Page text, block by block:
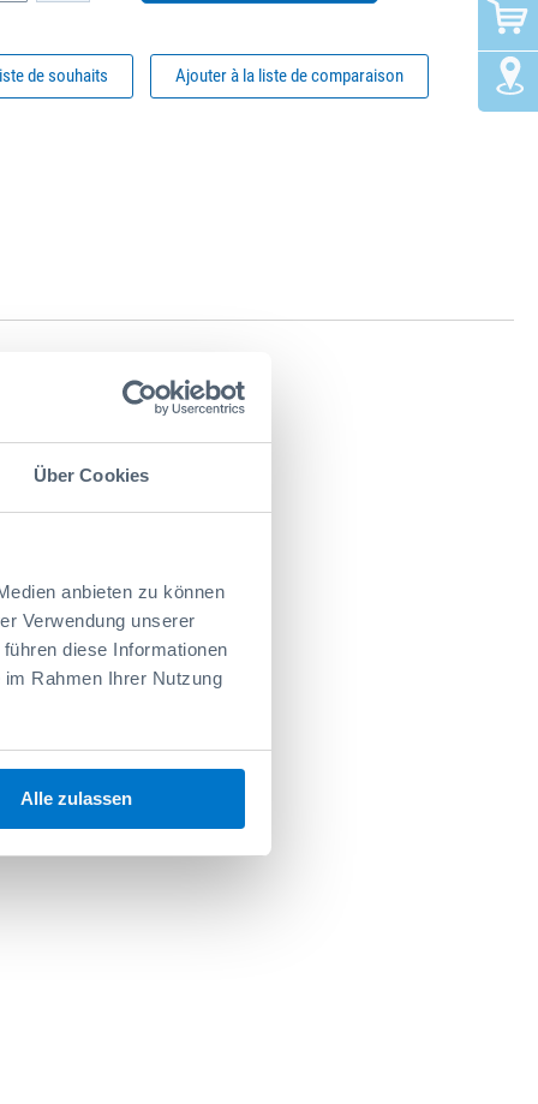
Über Cookies
anbieten zu können
Verwendung unserer
diese Informationen
Rahmen Ihrer Nutzung
Alle zulassen
de souhaits Ajouter à la liste de comparaison